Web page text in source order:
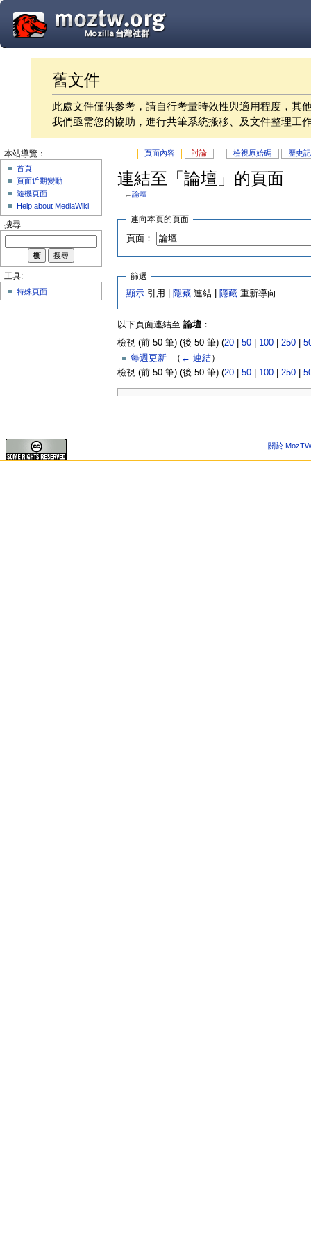
舊文件
此處文件僅供參考，請自行考量時效性與適用程度，其
我們亟需您的協助，進行共筆系統搬移、及文件整理工
頁面內容 討論 檢視原始碼 歷史
連結至「論壇」的頁面
←論壇
連向本頁的頁面
頁面：
篩選
顯示 引用 | 隱藏 連結 | 隱藏 重新導向
以下頁面連結至 論壇 ：
檢視 (前 50 筆) (後 50 筆) (20| 50| 100| 250|
每週更新‎ （ ← 連結）
檢視 (前 50 筆) (後 50 筆) (20| 50| 100| 250|
本站導覽：
首頁
頁面近期變動
隨機頁面
Help about MediaWiki
搜尋
工具:
特殊頁面
關於